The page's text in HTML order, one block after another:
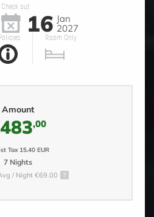
Check out
16 Jan
2027
Room Only
Amount
,00
Tax 15.40 EUR
7 Nights
/ Night €69.00